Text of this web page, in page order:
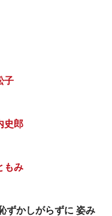
子
史郎
もみ
ずかしがらずに 姿み